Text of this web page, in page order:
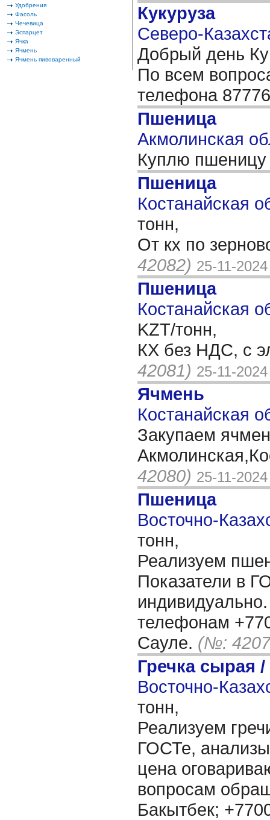
Удобрения
Фасоль
Чечевица
Эспарцет
Ячка
Ячмень
Ячмень пивоваренный
Кукуруза
Северо-
Добрый день
По всем
телефона
Пшеница
Акмолинская
Куплю
Пшеница
Костанайская
тонн,
От кх по
42082) 25-11-2024
Пшеница
Костанайская
KZT/тонн,
КХ без НДС, с
42081) 25-11-2024
Ячмень
Костанайская
Закупаем
42080) 25-11-2024
Пшеница
Восточно-
тонн,
Реализуем
Показатели в
телефонам
Сауле. (№:
Гречка сырая /
Восточно-
тонн,
Реализуем
ГОСТе,
цена
вопросам
Бакытбек;